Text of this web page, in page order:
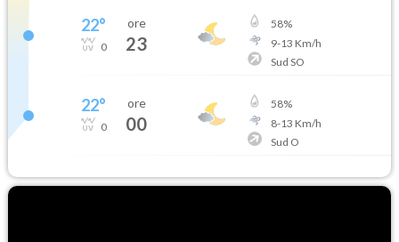
22°
0
ore
23
58%
9-13 Km/h
Sud SO
22°
0
ore
00
58%
8-13 Km/h
Sud O